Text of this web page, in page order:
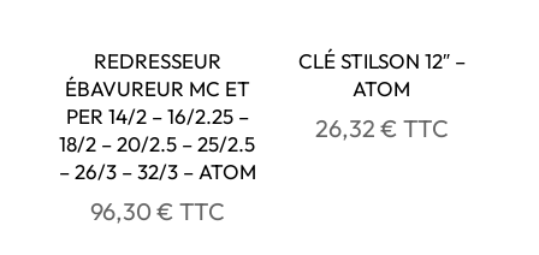
REDRESSEUR
ÉBAVUREUR MC ET
PER 14/2 – 16/2.25 –
18/2 – 20/2.5 – 25/2.5
– 26/3 – 32/3 – ATOM
96,30 € TTC
CLÉ STILSON 12″ –
ATOM
26,32 € TTC